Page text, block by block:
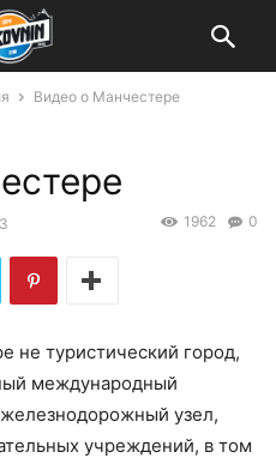
Видео о Манчестере
0
1962
не туристический город,
международный
узел,
учреждений, в том